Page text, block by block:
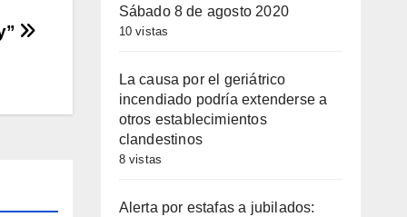
Sábado 8 de agosto 2020
10 vistas
La causa por el geriátrico
incendiado podría extenderse a
otros establecimientos
clandestinos
8 vistas
Alerta por estafas a jubilados: